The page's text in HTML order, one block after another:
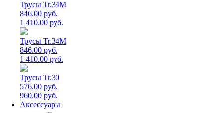
Трусы Tr.34M
846.00 руб.
1 410.00 руб.
Трусы Tr.34M
846.00 руб.
1 410.00 руб.
Трусы Tr.30
576.00 руб.
960.00 руб.
Аксессуары